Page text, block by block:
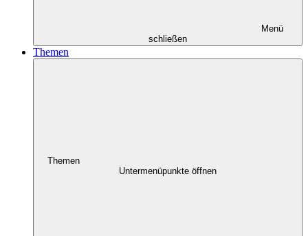
Menü
schließen
Themen
Themen
Untermenüpunkte öffnen